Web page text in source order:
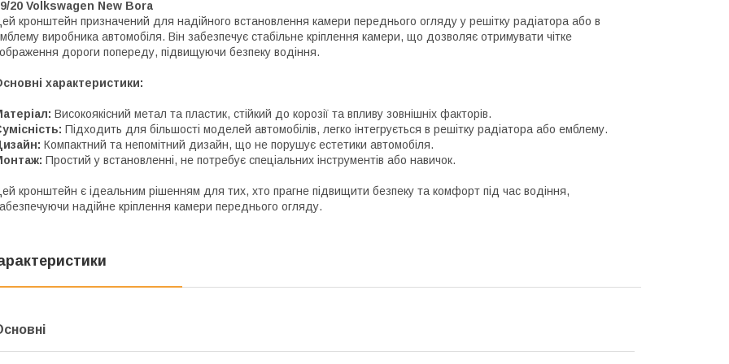
20 Volkswagen New Bora
кронштейн призначений для надійного встановлення камери переднього огляду у решітку радіатора або в
виробника автомобіля. Він забезпечує стабільне кріплення камери, що дозволяє отримувати чітке
дороги попереду, підвищуючи безпеку водіння.
характеристики:
Високоякісний метал та пластик, стійкий до корозії та впливу зовнішніх факторів.
Підходить для більшості моделей автомобілів, легко інтегрується в решітку радіатора або емблему.
Компактний та непомітний дизайн, що не порушує естетики автомобіля.
Простий у встановленні, не потребує спеціальних інструментів або навичок.
кронштейн є ідеальним рішенням для тих, хто прагне підвищити безпеку та комфорт під час водіння,
надійне кріплення камери переднього огляду.